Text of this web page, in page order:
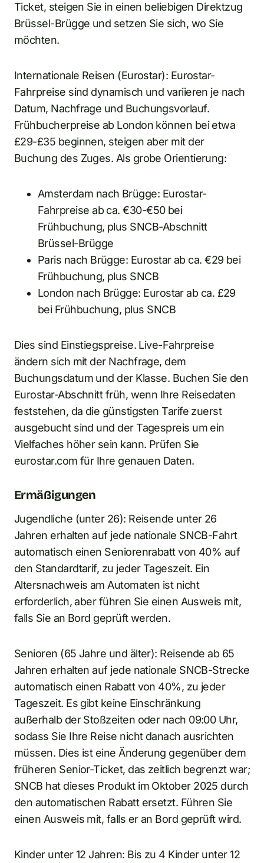
Ticket, steigen Sie in einen beliebigen Direktzug
Brüssel-Brügge und setzen Sie sich, wo Sie
möchten.
Internationale Reisen (Eurostar): Eurostar-
Fahrpreise sind dynamisch und variieren je nach
Datum, Nachfrage und Buchungsvorlauf.
Frühbucherpreise ab London können bei etwa
£29-£35 beginnen, steigen aber mit der
Buchung des Zuges. Als grobe Orientierung:
Amsterdam nach Brügge: Eurostar-
Fahrpreise ab ca. €30-€50 bei
Frühbuchung, plus SNCB-Abschnitt
Brüssel-Brügge
Paris nach Brügge: Eurostar ab ca. €29 bei
Frühbuchung, plus SNCB
London nach Brügge: Eurostar ab ca. £29
bei Frühbuchung, plus SNCB
Dies sind Einstiegspreise. Live-Fahrpreise
ändern sich mit der Nachfrage, dem
Buchungsdatum und der Klasse. Buchen Sie den
Eurostar-Abschnitt früh, wenn Ihre Reisedaten
feststehen, da die günstigsten Tarife zuerst
ausgebucht sind und der Tagespreis um ein
Vielfaches höher sein kann. Prüfen Sie
eurostar.com für Ihre genauen Daten.
Ermäßigungen
Jugendliche (unter 26): Reisende unter 26
Jahren erhalten auf jede nationale SNCB-Fahrt
automatisch einen Seniorenrabatt von 40% auf
den Standardtarif, zu jeder Tageszeit. Ein
Altersnachweis am Automaten ist nicht
erforderlich, aber führen Sie einen Ausweis mit,
falls Sie an Bord geprüft werden.
Senioren (65 Jahre und älter): Reisende ab 65
Jahren erhalten auf jede nationale SNCB-Strecke
automatisch einen Rabatt von 40%, zu jeder
Tageszeit. Es gibt keine Einschränkung
außerhalb der Stoßzeiten oder nach 09:00 Uhr,
sodass Sie Ihre Reise nicht danach ausrichten
müssen. Dies ist eine Änderung gegenüber dem
früheren Senior-Ticket, das zeitlich begrenzt war;
SNCB hat dieses Produkt im Oktober 2025 durch
den automatischen Rabatt ersetzt. Führen Sie
einen Ausweis mit, falls er an Bord geprüft wird.
Kinder unter 12 Jahren: Bis zu 4 Kinder unter 12